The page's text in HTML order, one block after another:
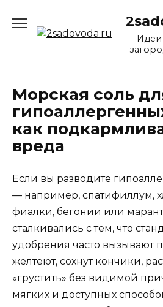
содержанию
Идеи
Морская соль
как
вреда
Если вы разводите
— например, спатифиллум,
фиалки, бегонии или
сталкивались с тем, что
удобрения часто вызывают
желтеют, сохнут кончики,
«грустить» без видимой
мягких и доступных